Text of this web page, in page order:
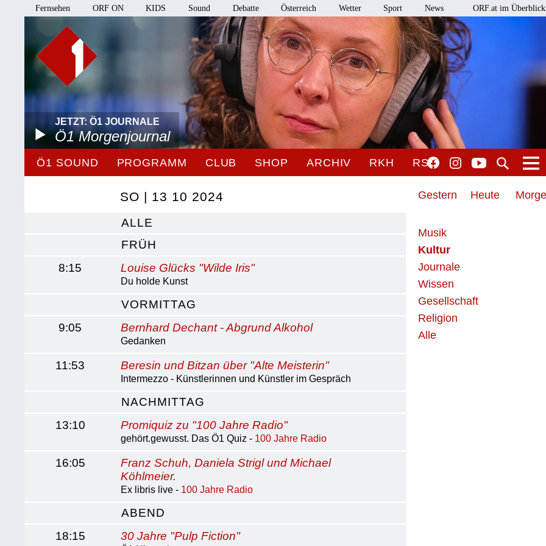
Fernsehen ORF ON KIDS Sound Debatte Österreich Wetter Sport News ORF.at im Überblick
JETZT: Ö1 JOURNALE
Ö1 Morgenjournal
Ö1 SOUND PROGRAMM CLUB SHOP ARCHIV RKH RSO
Gestern Heute
Musik
Kultur
Journale
Wissen
Gesellschaft
Religion
Alle
SO | 13 10 2024
ALLE
FRÜH
8:15
Louise Glücks "Wilde Iris"
Du holde Kunst
VORMITTAG
9:05
Bernhard Dechant - Abgrund Alkohol
Gedanken
11:53 Beresin und Bitzan über "Alte Meisterin"
Intermezzo - Künstlerinnen und Künstler im Gespräch
NACHMITTAG
13:10
Promiquiz zu "100 Jahre Radio"
gehört.gewusst. Das Ö1 Quiz - 100 Jahre Radio
16:05
Franz Schuh, Daniela Strigl und Michael
Köhlmeier.
Ex libris live - 100 Jahre Radio
ABEND
18:15
30 Jahre "Pulp Fiction"